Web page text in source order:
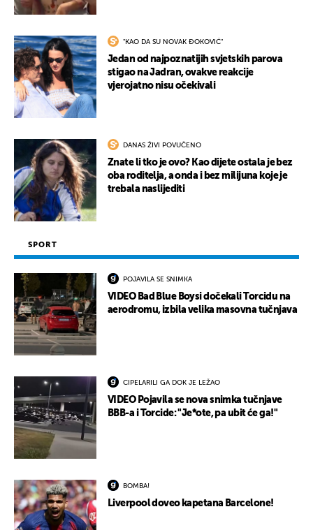
"KAO DA SU NOVAK ĐOKOVIĆ"
Jedan od najpoznatijih svjetskih parova
stigao na Jadran, ovakve reakcije
vjerojatno nisu očekivali
DANAS ŽIVI POVUČENO
Znate li tko je ovo? Kao dijete ostala je bez
oba roditelja, a onda i bez milijuna koje je
trebala naslijediti
SPORT
POJAVILA SE SNIMKA
VIDEO Bad Blue Boysi dočekali Torcidu na
aerodromu, izbila velika masovna tučnjava
CIPELARILI GA DOK JE LEŽAO
VIDEO Pojavila se nova snimka tučnjave
BBB-a i Torcide: "Je*ote, pa ubit će ga!"
BOMBA!
Liverpool doveo kapetana Barcelone!